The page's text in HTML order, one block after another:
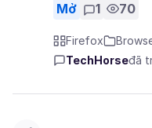
Mở 1 70
Firefox
TechHorseđã